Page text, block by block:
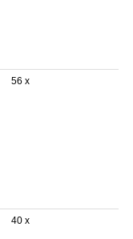
56 x
40 x